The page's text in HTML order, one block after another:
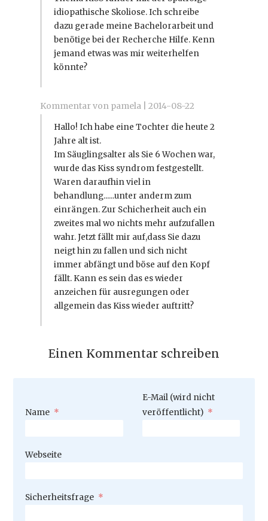
idiopathische Skoliose. Ich schreibe
dazu gerade meine Bachelorarbeit und
benötige bei der Recherche Hilfe. Kenn
jemand etwas was mir weiterhelfen
könnte?
Kommentar von pamela |2014-08-22
Hallo! Ich habe eine Tochter die heute 2
Jahre alt ist.
Im Säuglingsalter als Sie 6 Wochen war,
wurde das Kiss syndrom festgestellt.
Waren daraufhin viel in
behandlung......unter anderm zum
einrängen. Zur Schicherheit auch ein
zweites mal wo nichts mehr aufzufallen
wahr. Jetzt fällt mir auf,dass Sie dazu
neigt hin zu fallen und sich nicht
immer abfängt und böse auf den Kopf
fällt. Kann es sein das es wieder
anzeichen für ausregungen oder
allgemein das Kiss wieder auftritt?
Einen Kommentar schreiben
Pflichtfeld
Name *
Pflichtfeld
E-Mail (wird nicht
veröffentlicht) *
Webseite
Pflichtfeld
Sicherheitsfrage *